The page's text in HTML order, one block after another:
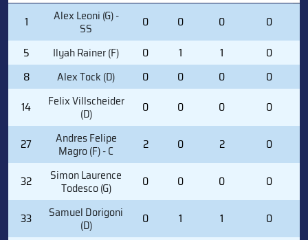
PLAYER
(POSITION)
1 Alex Leoni (G) -
SS 0 0 0
0
5
Ilyah Rainer (F) 0 1 1
0
8
Alex Tock (D) 0 0 0
0
14
Felix Villscheider
(D) 0 0 0 0
27 Andres Felipe
Magro (F) - C 2 0 2 0
32 Simon Laurence
Todesco (G) 0 0 0 0
33 Samuel Dorigoni
(D) 0 1 1 0